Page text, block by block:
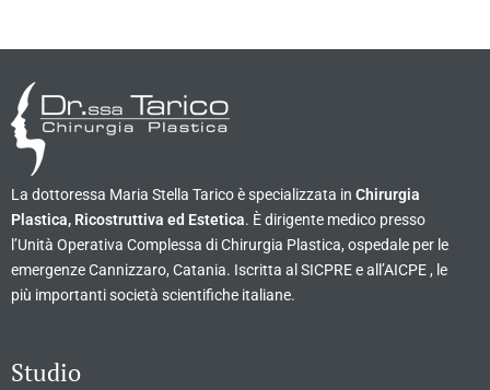
La dottoressa Maria Stella Tarico è specializzata in Chirurgia
Plastica, Ricostruttiva ed Estetica. È dirigente medico presso
l’Unità Operativa Complessa di Chirurgia Plastica, ospedale per le
emergenze Cannizzaro, Catania. Iscritta al SICPRE e all’AICPE , le
più importanti società scientifiche italiane.
Studio